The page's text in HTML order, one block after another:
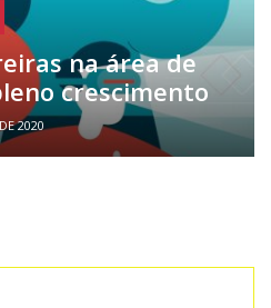
na área de
crescimento
2020